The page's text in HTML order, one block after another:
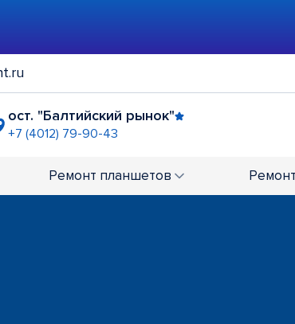
ост. "Балтийский рынок"
+7 (4012) 79-90-43
57-59 Ремонт планшетов Ремонт